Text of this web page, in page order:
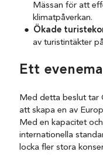
Mässan för att
klimatpåverkan​.
Ökade
av turistintäkter
Ett
Med detta beslut tar
att skapa en av
Med en kapacitet
internationella
locka fler stora